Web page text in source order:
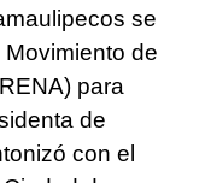
se
de
para
de
con el